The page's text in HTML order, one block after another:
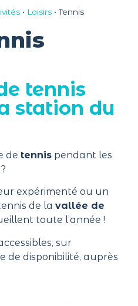
• Loisirs•Tennis
tennis
station du
de tennis pendant les
expérimenté ou un
de la vallée de
toute l’année !
sur
de disponibilité, auprès